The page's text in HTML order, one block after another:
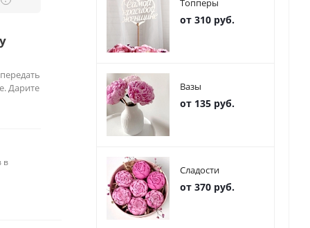
Дарите
в
Топперы
от 310 руб.
Вазы
от 135 руб.
Сладости
от 370 руб.